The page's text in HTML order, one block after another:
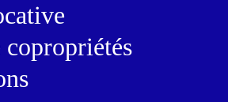
copropriétés